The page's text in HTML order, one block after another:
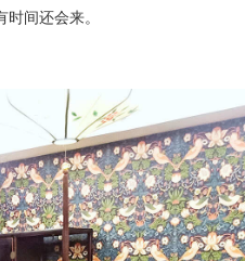
间还会来。